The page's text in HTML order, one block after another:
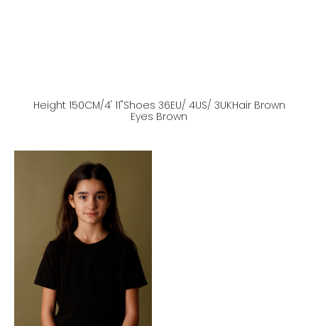
Height 150CM/4' 11''Shoes 36EU/ 4US/ 3UKHair Brown
Eyes Brown